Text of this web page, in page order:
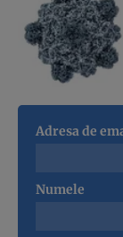
Adresa de
Numele